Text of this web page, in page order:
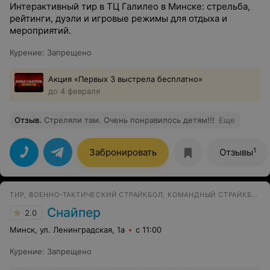
Интерактивный тир в ТЦ Галилео в Минске: стрельба,
рейтинги, дуэли и игровые режимы для отдыха и
мероприятий.
Курение: Запрещено
Акция «Первых 3 выстрела бесплатно»
до 4 февраля
Отзыв. Стреляли там. Очень понравилось детям!!! Еще
Забронировать Отзывы1
ТИР, ВОЕННО-ТАКТИЧЕСКИЙ СТРАЙКБОЛ, КОМАНДНЫЙ СТРАЙКБОЛ
2.0 Снайпер
Минск, ул. Ленинградская, 1а с 11:00
Курение: Запрещено